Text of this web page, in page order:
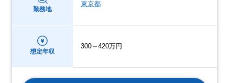
勤務地
東京都
想定年収
300～420万円